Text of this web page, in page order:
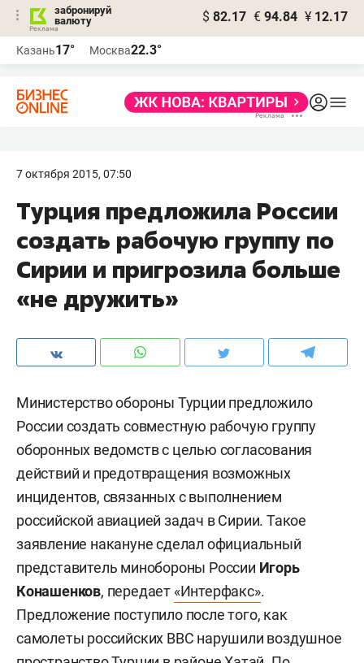
забронируй
валюту
$ 82.17 € 94.84 ¥ 12.17
Казань17° Москва22.3°
7 октября 2015, 07:50
Турция предложила России
создать рабочую группу по
Сирии и пригрозила больше
«не дружить»
Министерство обороны Турции предложило
России создать совместную рабочую группу
оборонных ведомств с целью согласования
действий и предотвращения возможных
инцидентов, связанных с выполнением
российской авиацией задач в Сирии. Такое
заявление накануне сделал официальный
представитель минобороны России Игорь
Конашенков, передает «Интерфакс».
Предложение поступило после того, как
самолеты российских ВВС нарушили воздушное